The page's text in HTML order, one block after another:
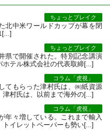
ちょっとブレイク
中米ワールドカップが幕を閉
ちょっとブレイク
県で開催された。特別記念講演
テル株式会社の代表取締[...]
コラム「虎視」
てもらった津村氏は、㈱紙資源
村氏は、以前まで海外の[...]
コラム「虎視」
々増している。これまで輸入
イレットペーパーも勢い[...]